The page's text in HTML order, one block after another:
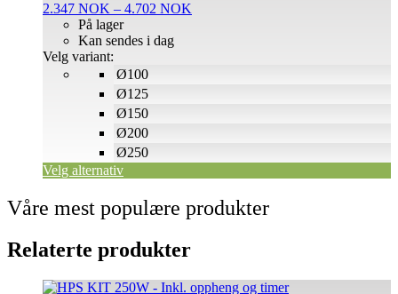
2.347 NOK – 4.702 NOK
Ø100
Ø125
Ø150
Ø200
Ø250
På lager
Kan sendes i dag
Velg variant:
Velg alternativ
Alternativene
velges
på
produktsiden
Våre mest populære produkter
Relaterte produkter